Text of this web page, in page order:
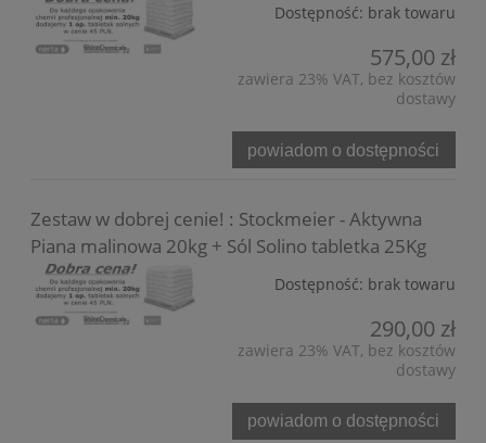
Dostępność: brak towaru
575,00 zł
zawiera 23% VAT, bez kosztów
dostawy
powiadom o dostępności
Zestaw w dobrej cenie! : Stockmeier - Aktywna
Piana malinowa 20kg + Sól Solino tabletka 25Kg
Dostępność: brak towaru
290,00 zł
zawiera 23% VAT, bez kosztów
dostawy
powiadom o dostępności